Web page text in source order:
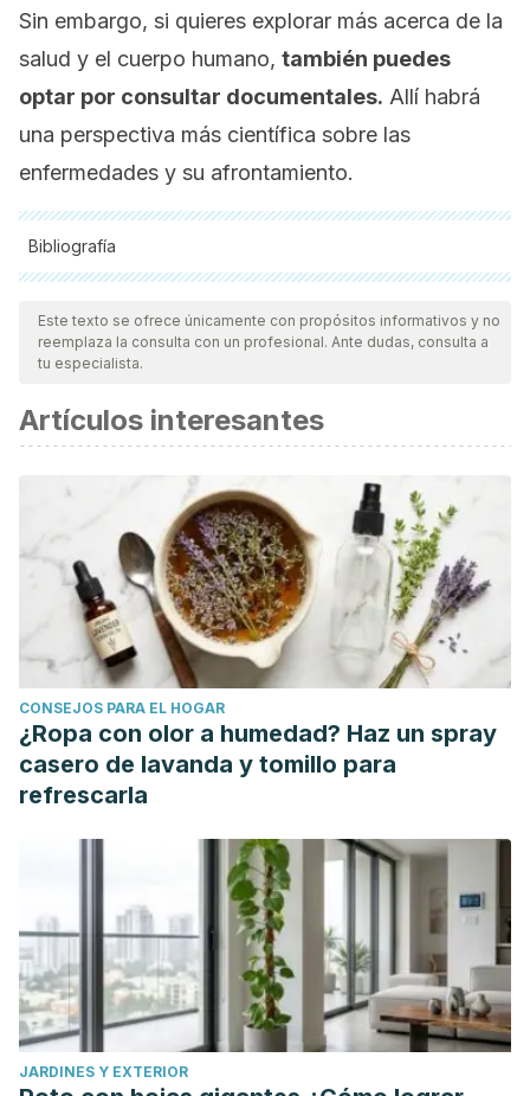
Sin embargo, si quieres explorar más acerca de la
salud y el cuerpo humano, también puedes
optar por consultar documentales. Allí habrá
una perspectiva más científica sobre las
enfermedades y su afrontamiento.
Bibliografía
Todas las fuentes citadas fueron revisadas a profundidad por
nuestro equipo, para asegurar su calidad, confiabilidad,
vigencia y validez.La bibliografía de este artículo fue
científica.
del Pino, A. M. R. (2020, mayo 27).El verdadero Patch
Adams: racismo, risas, dos amores y una financiación que
. El Mundo.
https://www.elmundo.es/loc/celebrities/2020/05/28/
ITC. (2010). Preguntas más frecuentes. EnGuía de
Indicaciones Geográficas. United Nations.
Este texto se ofrece únicamente con propósitos informativos y no
reemplaza la consulta con un profesional. Ante dudas, consulta a
tu especialista.
Artículos interesantes
CONSEJOS PARA EL HOGAR
¿Ropa con olor a humedad? Haz un spray
casero de lavanda y tomillo para
refrescarla
JARDINES Y EXTERIOR